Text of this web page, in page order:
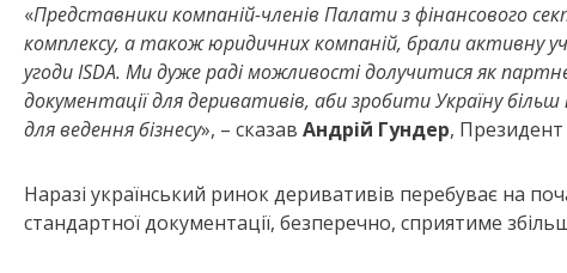
«Представники компаній-членів Палати з фінансового
комплексу, а також юридичних компаній, брали активну
угоди ISDA. Ми дуже раді можливості долучитися як
документації для деривативів, аби зробити Україну
для ведення бізнесу», – сказав Андрій Гундер, Президент
Наразі український ринок деривативів перебуває на
стандартної документації, безперечно, сприятиме